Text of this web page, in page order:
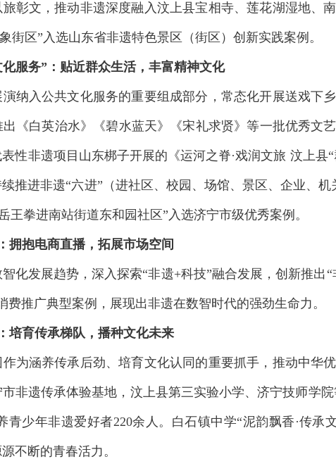
彰文，推动非遗深度融入汶上县宝相寺、莲花湖湿地、
街区”入选山东省非遗特色景区（街区）创新实践案例。
化服务”：贴近群众生活，丰富精神文化
纳入公共文化服务的重要组成部分，常态化开展送戏下
《白英治水》《碧水蓝天》《宋礼求贤》等一批优秀文
性非遗项目山东梆子开展的《运河之脊·戏润文旅 汶上
推进非遗“六进”（进社区、校园、场馆、景区、企业、
拳进南站街道东和园社区”入选济宁市级优秀案例。
拥抱电商直播，拓展市场空间
化发展趋势，深入探索“非遗+科技”融合发展，创新推
费推广典型案例，展现出非遗在数智时代的强劲生命力。
培育传承梯队，播种文化未来
为涵养传承后劲、培育文化认同的重要抓手，推动中华
非遗传承体验基地，汶上县第三实验小学、济宁技师学
青少年非遗爱好者220余人。白石镇中学“泥韵飘香·传
不断的青春活力。